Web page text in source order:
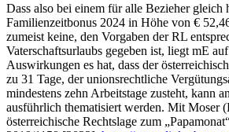
Dass also bei einem für alle Bezieher gleich
Familienzeitbonus 2024 in Höhe von €
zumeist keine, den Vorgaben der RL
Vaterschaftsurlaubs gegeben ist, liegt mE
Auswirkungen es hat, dass der
zu 31 Tage, der unionsrechtliche
mindestens zehn Arbeitstage zusteht, kann
ausführlich thematisiert werden. Mit Moser
österreichische Rechtslage zum